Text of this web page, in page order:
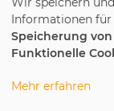
Cookie
Dozenten-
Informationen für
Speicherung
Funktionelle
Mehr erfahren